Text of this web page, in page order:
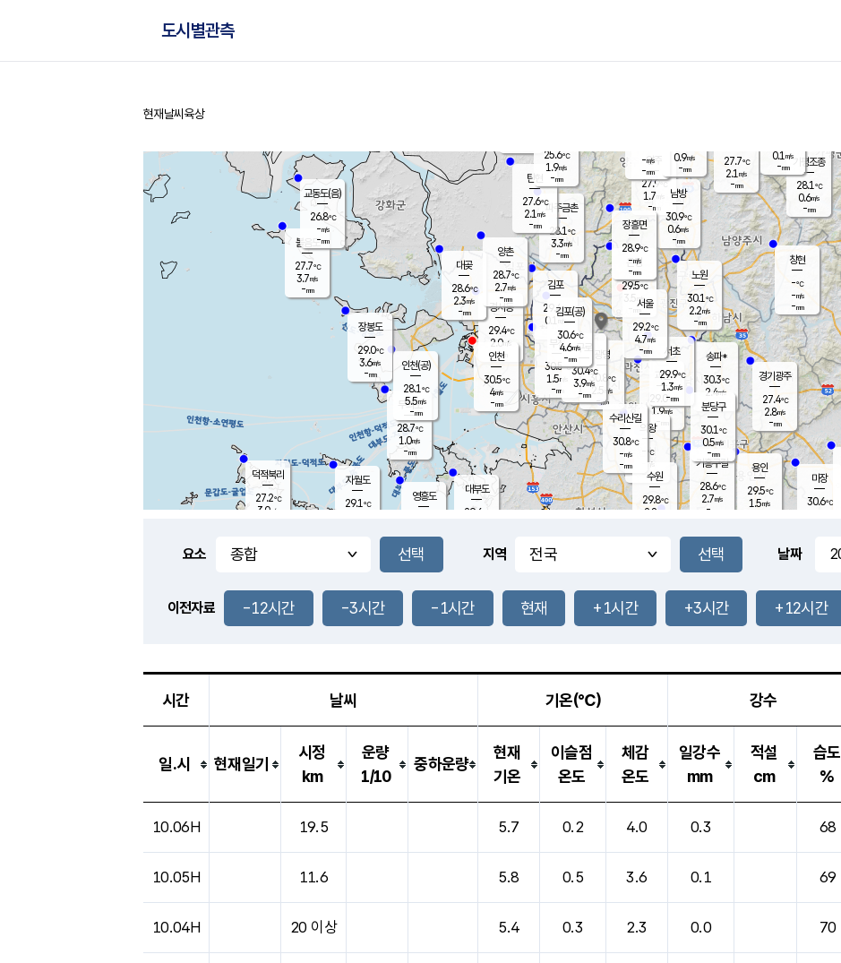
도시별관측
홈
현재날씨 육상
풍도
1.5m/s
무의도
28.7℃
1.0m/s
-mm
영흥도
볼음도
27.7℃
3.7m/s
-mm
자월도
29.1℃
양주
27.9℃
1.7
-mm
과천
29.0℃
1.9m/s
- mm
장봉도
29.0℃
3.6m/s
-mm
-mm
-mm
용인
29.5℃
1.5m/s
경기광주
27.4℃
2.8m/s
-mm
29.3
℃
대부도
29.6
-
경서동
29.4℃
2.0m/s
-mm
파주금촌
28.1℃
3.3m/s
-mm
가평조종
28.1℃
0.6m/s
-mm
27.7℃
2.1 m/s
-mm
대곶
28.6℃
2.3m/s
-mm
창현
-℃
-m/s
-mm
탄현
27.6℃
2.1 m/s
-mm
0.1 m/s
-mm
29.4℃
0.8m/s
-mm
마장
30.6℃
의왕
- ℃
m/s
mm
김포
29.4℃
0.1 m/s
mm
광명
30.8 ℃
2.5 m/s
-mm
부천
30.5℃
1.5m/s
-mm
-mm
양촌
28.7℃
2.7m/s
-mm
구로
30.4℃
3.9m/s
-mm
은평
29.5℃
3.5 m/s
- mm
노원
30.1℃
2.2m/s
-mm
송파*
30.3℃
2.4m/s
-mm
서초
29.9℃
1.3m/s
-mm
남방
30.9℃
0.6m/s
-mm
기흥구갈
28.6℃
2.7m/s
-
수리산길
30.8℃
-m/s
-mm
분당구
30.1℃
0.5m/s
-mm
장흥면
28.9℃
-m/s
-mm
-m/s
-mm
덕적북리
27.2℃
3.0m/s
인천(공)
28.1℃
5.5m/s
-mm
김포(공)
30.6℃
4.6m/s
-mm
교동도(음)
26.8℃
-m/s
-mm
수원
29.8℃
2.8 m/s
인천
30.5℃
4m/s
-mm
서울
29.2℃
4.7m/s
-mm
25.6℃
1.9m/s
-mm
0.9m/s
-mm
요소 지역 날짜
이전자료 -12시간 -3시간 -1시간 현재 +1시간 +3시간 +12시간
시간 날씨 기온(℃) 강수
일.시 현재일기
시정
km
운량
1/10
중하운량
현재
기온
이슬점
온도
체감
온도
일강수
mm
적설
cm
습도
%
10.06H 19.5 5.7 0.2 4.0 0.3 68
10.05H 11.6 5.8 0.5 3.6 0.1 69
10.04H 20 이상 5.4 0.3 2.3 0.0 70